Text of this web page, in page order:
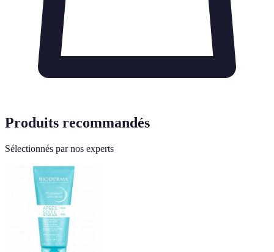
Produits recommandés
Sélectionnés par nos experts